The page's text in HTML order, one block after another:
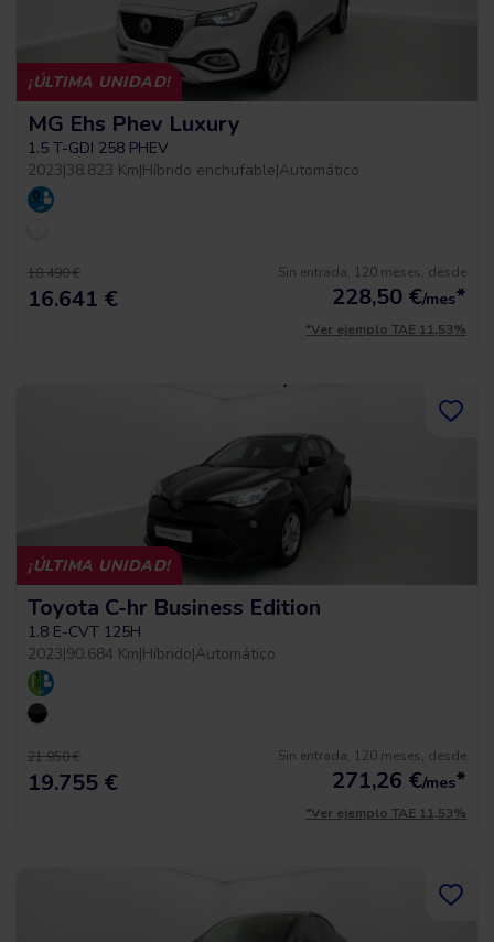
¡ÚLTIMA UNIDAD!
MG Ehs Phev Luxury
1.5 T-GDI 258 PHEV
2023|38.823 Km|Híbrido enchufable|Automático
18.490 €
16.641 €
Sin entrada, 120 meses, desde
228,50 €/mes*
*Ver ejemplo TAE 11,53%
¡ÚLTIMA UNIDAD!
Toyota C-hr Business Edition
1.8 E-CVT 125H
2023|90.684 Km|Híbrido|Automático
21.950 €
19.755 €
Sin entrada, 120 meses, desde
271,26 €/mes*
*Ver ejemplo TAE 11,53%